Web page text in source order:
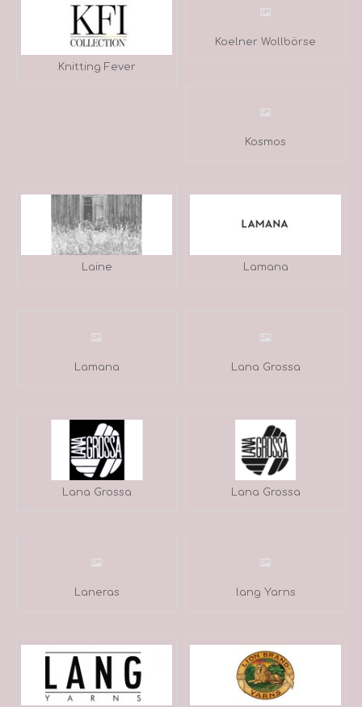
Knitting Fever
Koelner Wollbörse
Kosmos
Laine Lamana
Lamana Lana Grossa
Lana Grossa Lana Grossa
Laneras lang Yarns